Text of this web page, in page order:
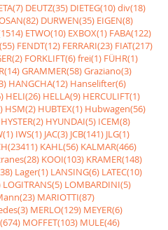
DEUTZ(35) DIETEG(10)div(18)
DURWEN(35) EIGEN(8)
ETWO(10) EXBOX(1) FABA(122)
FENDT(12) FERRARI(23) FIAT(217)
FORKLIFT(6)frei(1) FÜHR(1)
GRAMMER(58)Graziano(3)
HANGCHA(12) Hanselifter(6)
HELI(26) HELLA(9) HERCULIFT(1)
HSM(2) HUBTEX(1) Hubwagen(56)
HYSTER(2) HYUNDAI(5) ICEM(8)
IWS(1) JAC(3) JCB(141) JLG(1)
KAHL(56) KALMAR(466)
KOOI(103) KRAMER(148)
Lager(1) LANSING(6) LATEC(10)
LOGITRANS(5) LOMBARDINI(5)
MARIOTTI(87)
MERLO(129) MEYER(6)
MOFFET(103) MULE(46)